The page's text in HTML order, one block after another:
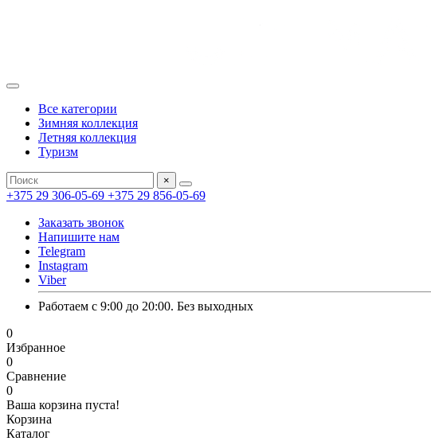
Все категории
Зимняя коллекция
Летняя коллекция
Туризм
×
+375 29 306-05-69 +375 29 856-05-69
Заказать звонок
Напишите нам
Telegram
Instagram
Viber
Работаем с 9:00 до 20:00. Без выходных
0
Избранное
0
Сравнение
0
Ваша корзина пуста!
Корзина
Каталог